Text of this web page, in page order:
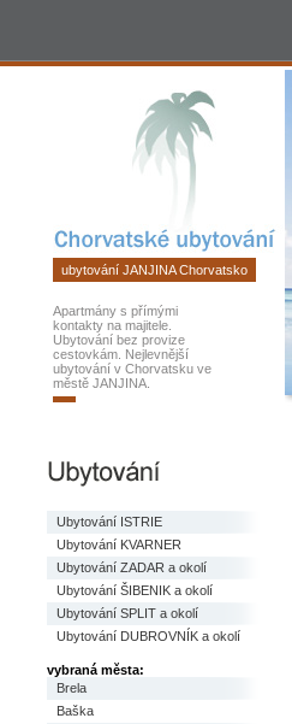
2026
ubytování JANJINA Chorvatsko
Apartmány s přímými
kontakty na majitele.
Ubytování bez provize
cestovkám. Nejlevnější
ubytování v Chorvatsku ve
městě JANJINA.
Ubytování ISTRIE
Ubytování KVARNER
Ubytování ZADAR a okolí
Ubytování ŠIBENIK a okolí
Ubytování SPLIT a okolí
Ubytování DUBROVNÍK a okolí
vybraná města:
Brela
Baška